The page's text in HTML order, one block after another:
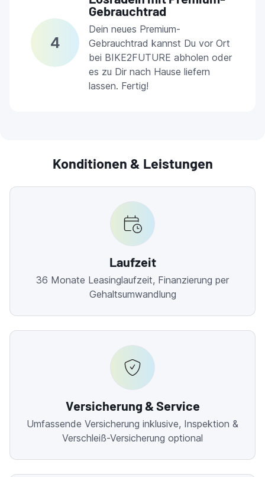
4
Gebrauchtrad
Dein neues Premium-
Gebrauchtrad kannst Du vor Ort
bei BIKE2FUTURE abholen oder
es zu Dir nach Hause liefern
lassen. Fertig!
Konditionen & Leistungen
Laufzeit
36 Monate Leasinglaufzeit, Finanzierung per
Gehaltsumwandlung
Versicherung & Service
Umfassende Versicherung inklusive, Inspektion &
Verschleiß-Versicherung optional